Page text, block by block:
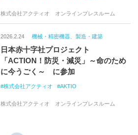
株式会社アクティオ オンラインプレスルーム
2026.2.24 機械・精密機器、製造・建築
日本赤十字社プロジェクト
「ACTION！防災・減災」～命のため
に今うごく～ に参加
株式会社アクティオ AKTIO
株式会社アクティオ オンラインプレスルーム